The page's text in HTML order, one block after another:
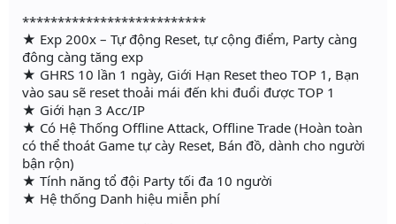
**************************
★ Exp 200x – Tự động Reset, tự cộng điểm, Party càng
đông càng tăng exp
★ GHRS 10 lần 1 ngày, Giới Hạn Reset theo TOP 1, Bạn
vào sau sẽ reset thoải mái đến khi đuổi được TOP 1
★ Giới hạn 3 Acc/IP
★ Có Hệ Thống Offline Attack, Offline Trade (Hoàn toàn
có thể thoát Game tự cày Reset, Bán đồ, dành cho người
bận rộn)
★ Tính năng tổ đội Party tối đa 10 người
★ Hệ thống Danh hiệu miễn phí